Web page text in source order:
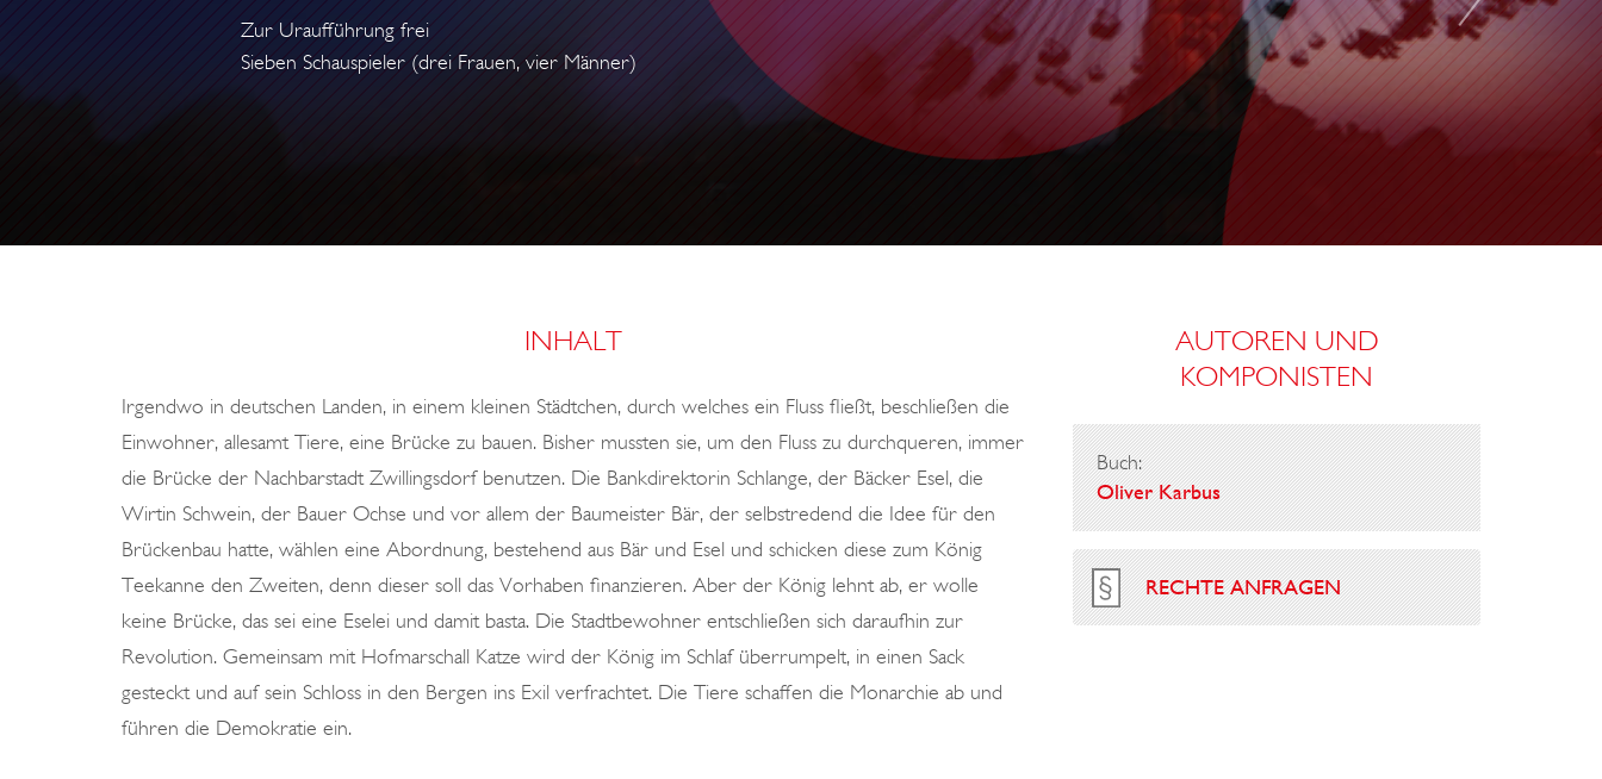
M
N
I
C
Zur Uraufführung frei
Sieben Schauspieler (drei Frauen, vier Männer)
INHALT
Irgendwo in deutschen Landen, in einem kleinen Städtchen, durch welches ein Fluss fließt, beschließen die
Einwohner, allesamt Tiere, eine Brücke zu bauen. Bisher mussten sie, um den Fluss zu durchqueren, immer
die Brücke der Nachbarstadt Zwillingsdorf benutzen. Die Bankdirektorin Schlange, der Bäcker Esel, die
Wirtin Schwein, der Bauer Ochse und vor allem der Baumeister Bär, der selbstredend die Idee für den
Brückenbau hatte, wählen eine Abordnung, bestehend aus Bär und Esel und schicken diese zum König
Teekanne den Zweiten, denn dieser soll das Vorhaben finanzieren. Aber der König lehnt ab, er wolle
keine Brücke, das sei eine Eselei und damit basta. Die Stadtbewohner entschließen sich daraufhin zur
Revolution. Gemeinsam mit Hofmarschall Katze wird der König im Schlaf überrumpelt, in einen Sack
gesteckt und auf sein Schloss in den Bergen ins Exil verfrachtet. Die Tiere schaffen die Monarchie ab und
führen die Demokratie ein.
AUTOREN UND
KOMPONISTEN
Buch:
Oliver Karbus
RECHTE ANFRAGEN